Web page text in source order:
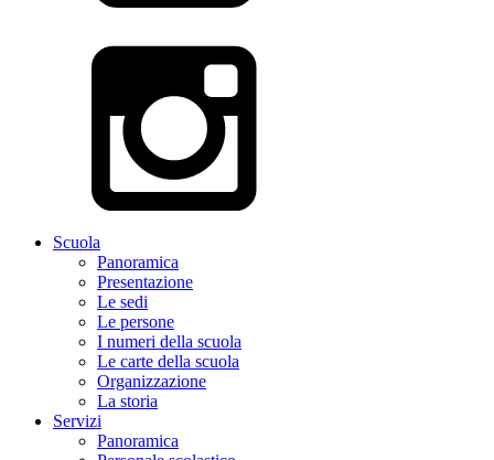
Scuola
Panoramica
Presentazione
Le sedi
Le persone
I numeri della scuola
Le carte della scuola
Organizzazione
La storia
Servizi
Panoramica